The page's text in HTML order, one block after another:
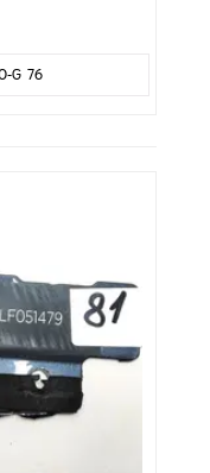
G 76